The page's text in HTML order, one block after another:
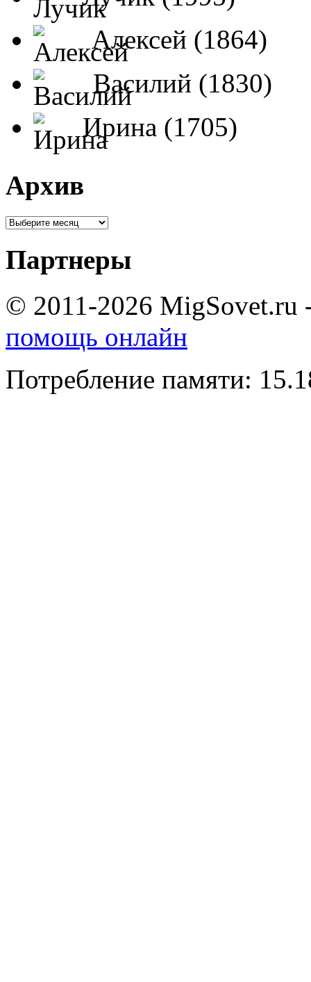
Алексей (1864)
Василий (1830)
Ирина (1705)
Архив
Партнеры
© 2011-2026 MigSovet.ru
помощь онлайн
Потребление памяти: